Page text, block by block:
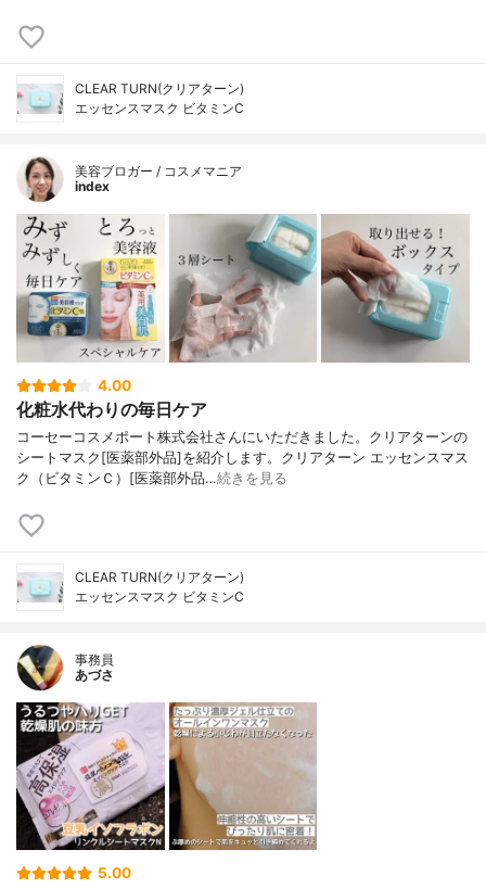
CLEAR TURN(クリアターン)
エッセンスマスク ビタミンC
美容ブロガー / コスメマニア
index
4.00
化粧水代わりの毎日ケア
コーセーコスメポート株式会社さんにいただきました。クリアターンの
シートマスク[医薬部外品]を紹介します。クリアターン エッセンスマス
ク（ビタミンＣ）[医薬部外品…続きを見る
CLEAR TURN(クリアターン)
エッセンスマスク ビタミンC
事務員
あづさ
5.00